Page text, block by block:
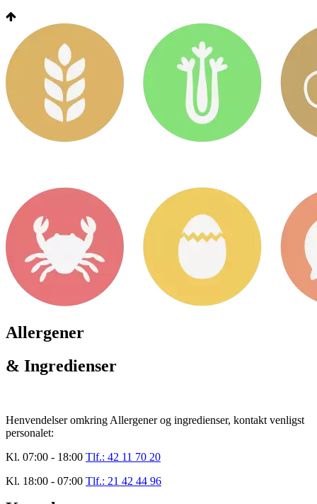
Allergener
& Ingredienser
Henvendelser omkring Allergener og ingredienser, kontakt venligst
personalet:
Kl. 07:00 - 18:00 Tlf.: 42 11 70 20
Kl. 18:00 - 07:00 Tlf.: 21 42 44 96